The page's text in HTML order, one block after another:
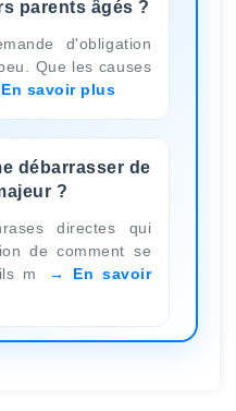
parents âgés ?
d'obligation
Que les causes
En savoir plus
débarrasser de
?
directes qui
de comment se
m
En savoir